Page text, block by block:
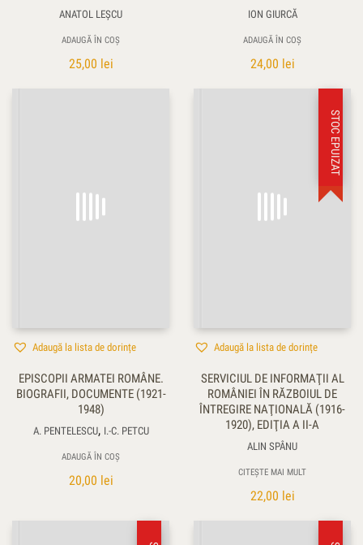
ANATOL LEŞCU
ADAUGĂ ÎN COȘ
25,00 lei
ION GIURCĂ
ADAUGĂ ÎN COȘ
24,00 lei
Adaugă la lista de dorințe
EPISCOPII ARMATEI ROMÂNE.
BIOGRAFII, DOCUMENTE (1921-
1948)
A. PENTELESCU, I.-C. PETCU
ADAUGĂ ÎN COȘ
20,00 lei
STOC EPUIZAT
Adaugă la lista de dorințe
SERVICIUL DE INFORMAŢII AL
ROMÂNIEI ÎN RĂZBOIUL DE
ÎNTREGIRE NAŢIONALĂ (1916-
1920), EDIŢIA A II-A
ALIN SPÂNU
CITEȘTE MAI MULT
22,00 lei